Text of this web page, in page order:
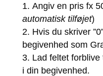
Angiv en pris fx
automatisk tilføjet)
Hvis du skriver
begivenhed som
Lad feltet
i din begivenhed.